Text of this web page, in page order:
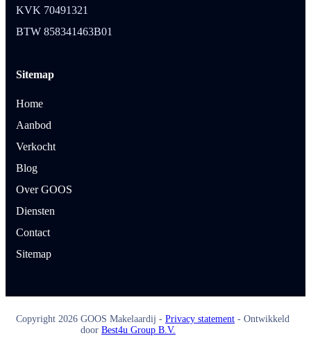
KVK 70491321
BTW 858341463B01
Sitemap
Home
Aanbod
Verkocht
Blog
Over GOOS
Diensten
Contact
Sitemap
Copyright 2026 GOOS Makelaardij - Privacy statement - Ontwikkeld
door Best4u Group B.V.